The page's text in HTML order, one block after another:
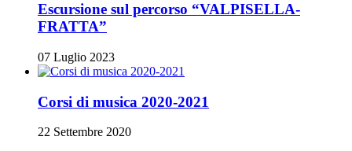
Escursione sul percorso “VALPISELLA-
FRATTA”
07 Luglio 2023
Corsi di musica 2020-2021
22 Settembre 2020